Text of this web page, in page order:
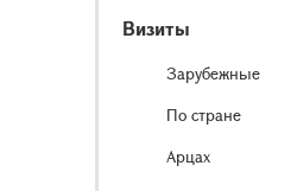
Визиты
Зарубежные
По стране
Арцах